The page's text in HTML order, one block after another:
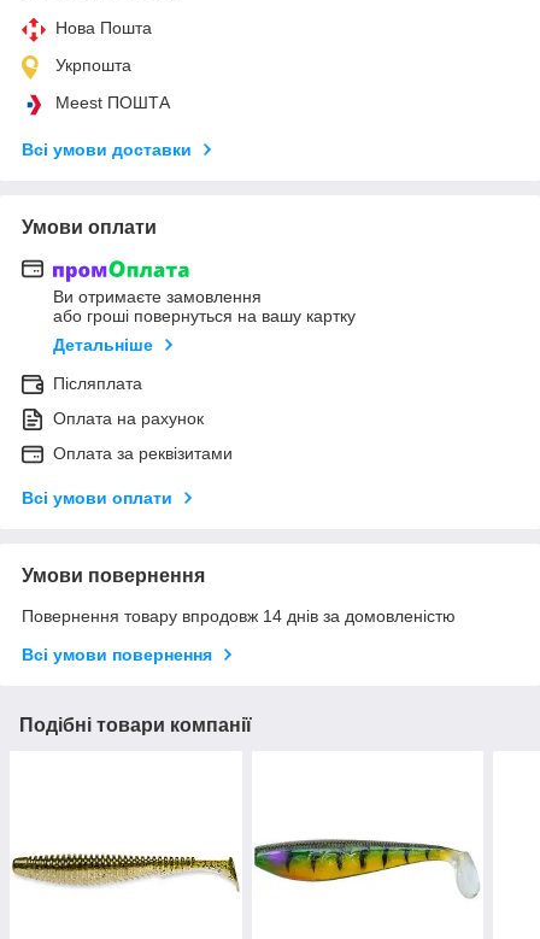
Нова Пошта
Укрпошта
Meest ПОШТА
Всі умови доставки
Умови оплати
Ви отримаєте замовлення
або гроші повернуться на вашу картку
Детальніше
Післяплата
Оплата на рахунок
Оплата за реквізитами
Всі умови оплати
Умови повернення
Повернення товару впродовж 14 днів за домовленістю
Всі умови повернення
Подібні товари компанії